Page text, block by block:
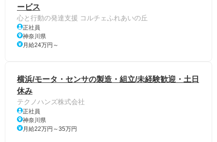
ービス
心と行動の発達支援 コルチェふれあいの丘
正社員
神奈川県
月給24万円～
横浜/モータ・センサの製造・組立/未経験歓迎・土日
休み
テクノハンズ株式会社
正社員
神奈川県
月給22万円～35万円